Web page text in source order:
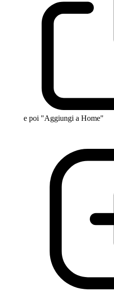
e poi "Aggiungi a Home"